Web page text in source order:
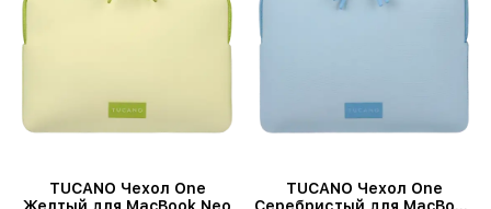
TUCANO Чехол One
TUCANO Чехол One